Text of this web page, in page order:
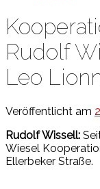
Rudolf
Leo
Veröffentlicht am
Rudolf Wissell:
Wiesel
Ellerbeker Straße.